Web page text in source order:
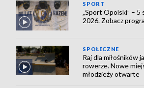
SPORT
„Sport Opolski” – 5
2026. Zobacz
SPOŁECZNE
Raj dla miłośników
rowerze. Nowe
młodzieży otwarte